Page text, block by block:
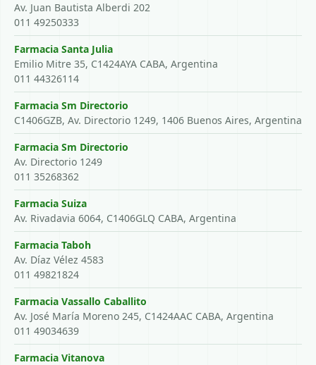
Av. Juan Bautista Alberdi 202
011 49250333
Farmacia Santa Julia
Emilio Mitre 35, C1424AYA CABA, Argentina
011 44326114
Farmacia Sm Directorio
C1406GZB, Av. Directorio 1249, 1406 Buenos Aires, Argentina
Farmacia Sm Directorio
Av. Directorio 1249
011 35268362
Farmacia Suiza
Av. Rivadavia 6064, C1406GLQ CABA, Argentina
Farmacia Taboh
Av. Díaz Vélez 4583
011 49821824
Farmacia Vassallo Caballito
Av. José María Moreno 245, C1424AAC CABA, Argentina
011 49034639
Farmacia Vitanova